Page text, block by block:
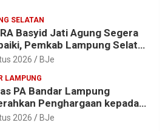
SELATAN
Basyid Jati Agung Segera
Pemkab Lampung Selatan
Rp1,13 Miliar
2026 BJe
LAMPUNG
PA Bandar Lampung
Penghargaan kepada
Pol. Alfret Jacob Tilukay
2026 BJe